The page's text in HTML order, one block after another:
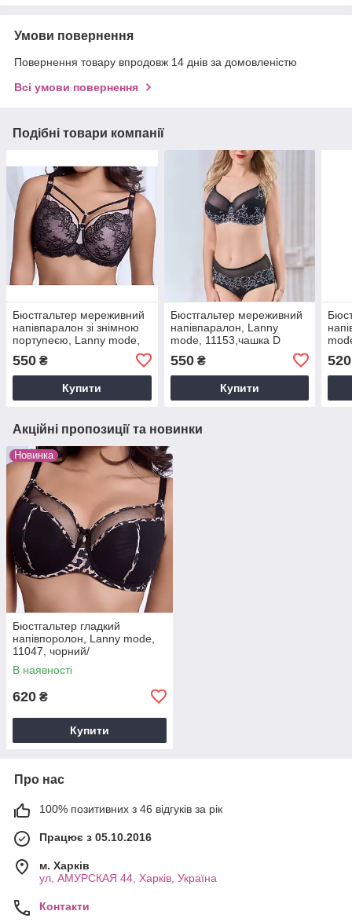
Умови повернення
Повернення товару впродовж 14 днів за домовленістю
Всі умови повернення
Подібні товари компанії
Бюстгальтер мереживний
напівпаралон зі знімною
портупеєю, Lanny mode,
11841 чорний/беж, чашка
Д
550 ₴
Купити
Бюстгальтер мереживний
напівпаралон, Lanny
mode, 11153,чашка D
550₴
Купити
520
Акційні пропозиції та новинки
Новинка
Бюстгальтер гладкий
напівпоролон, Lanny mode,
11047, чорний/
леопард,чашка E.
В наявності
620 ₴
Купити
Про нас
100% позитивних з 46 відгуків за рік
Працює з 05.10.2016
м. Харків
ул, АМУРСКАЯ 44, Харків, Україна
Контакти